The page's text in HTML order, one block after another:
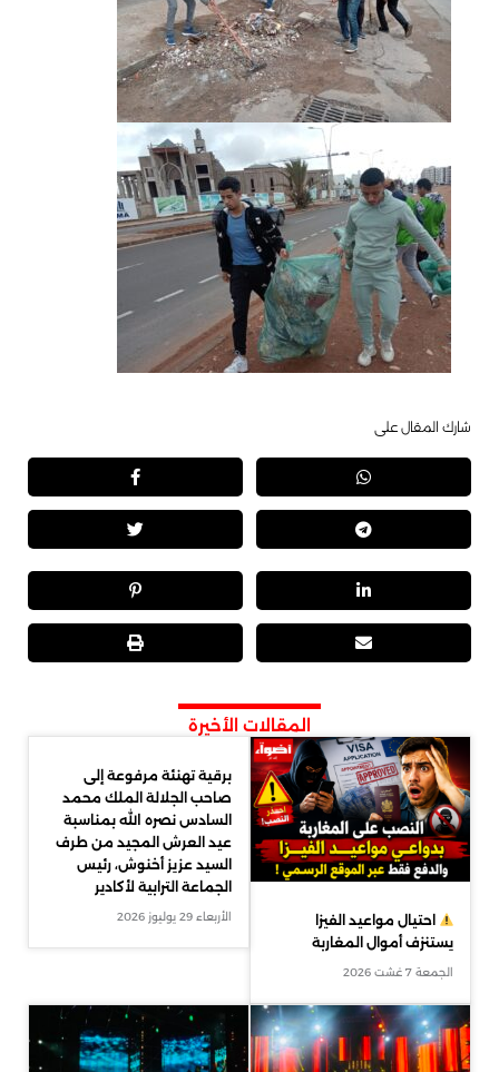
شارك المقال على
المقالات الأخيرة
احتيال مواعيد الفيزا
يستنزف أموال المغاربة
الجمعة 7 غشت 2026
برقية تهنئة مرفوعة إلى
صاحب الجلالة الملك محمد
السادس نصره الله بمناسبة
عيد العرش المجيد من طرف
السيد عزيز أخنوش، رئيس
الجماعة الترابية لأكادير
الأربعاء 29 يوليوز 2026